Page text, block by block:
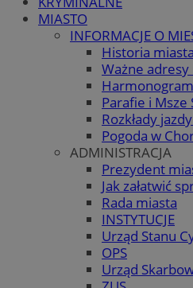
MIASTO
INFORMACJE O
Historia miasta
Ważne
Parafie i
Rozkłady
Pogoda w
ADMINISTRACJA
Prezydent
Jak załatwić
Rada miasta
INSTYTUCJE
Urząd Stanu
OPS
Urząd